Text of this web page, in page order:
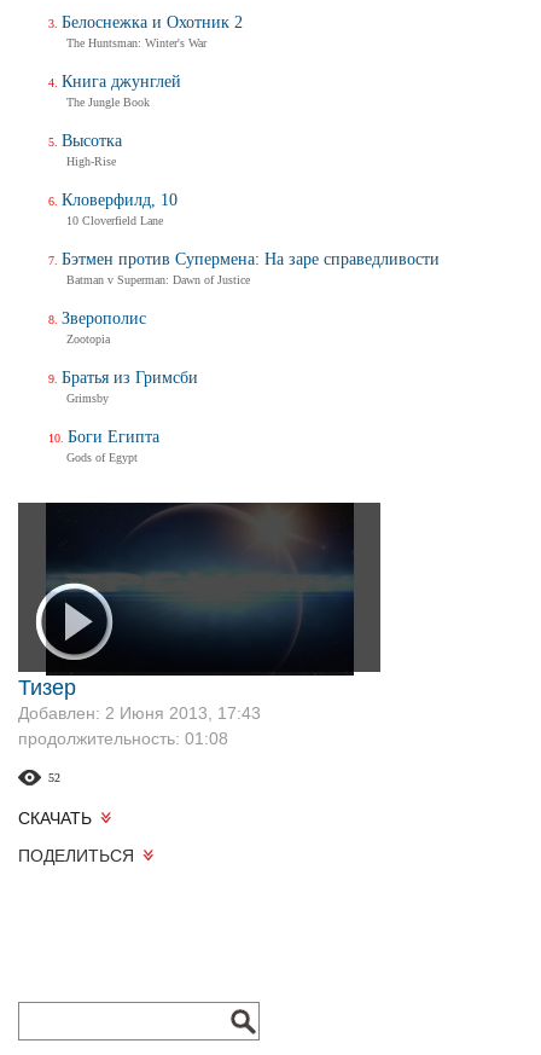
Тизер
Добавлен: 2 Июня 2013, 17:43
продолжительность: 01:08
52
СКАЧАТЬ
ПОДЕЛИТЬСЯ
Белоснежка и Охотник 2
The Huntsman: Winter's War
Книга джунглей
The Jungle Book
Высотка
High-Rise
Кловерфилд, 10
10 Cloverfield Lane
Бэтмен против Супермена: На заре справедливости
Batman v Superman: Dawn of Justice
Зверополис
Zootopia
Братья из Гримсби
Grimsby
Боги Египта
Gods of Egypt